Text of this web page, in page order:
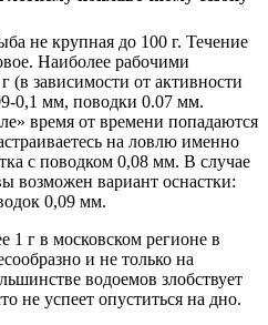
не крупная до 100 г. Течение
Наиболее рабочими
(в зависимости от активности
0,1 мм, поводки 0.07 мм.
время от времени попадаются
на ловлю именно
с поводком 0,08 мм. В случае
возможен вариант оснастки:
0,09 мм.
1 г в московском регионе в
и не только на
водоемов злобствует
не успеет опуститься на дно.